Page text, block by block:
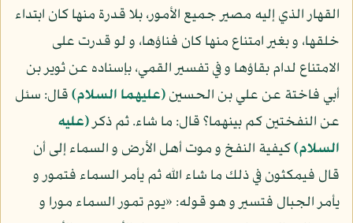
القهار الذي إليه مصير جميع الأمور، بلا قدرة منها كان ابتداء
خلقها، و بغير امتناع منها كان فناؤها، و لو قدرت على
الامتناع لدام بقاؤها و في تفسير القمي، بإسناده عن ثوير بن
أبي فاختة عن علي بن الحسين(عليهما السلام)قال: سئل
عن النفختين كم بينهما؟ قال: ما شاء. ثم ذكر(عليه
السلام)كيفية النفخ و موت أهل الأرض و السماء إلى أن
قال فيمكثون في ذلك ما شاء الله ثم يأمر السماء فتمور و
يأمر الجبال فتسير و هو قوله: «يوم تمور السماء مورا و